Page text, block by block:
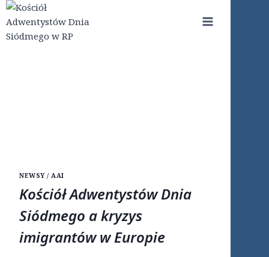
Przejdź
do
treści
NEWSY / AAI
Kościół Adwentystów Dnia
Siódmego a kryzys
imigrantów w Europie